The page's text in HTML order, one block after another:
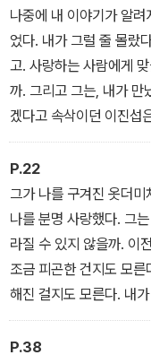
제할 수 없을 때가 많습
보다는 나을 것 같았다.
해의식이 있습니까?
나중에 내 이야기가 알
었다. 내가 그럴 줄 몰랐
고. 사랑하는 사람에게
까. 그리고 그는, 내가 만
겠다고 속삭이던 이진섭
P.22
그가 나를 구겨진 옷더
나를 분명 사랑했다. 그
라질 수 있지 않을까. 이
조금 피곤한 건지도 모
해진 걸지도 모른다. 내
일지도 모른다. 내가 그
니, 잘못한 것이다. 노력
P.38